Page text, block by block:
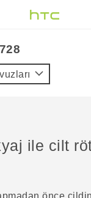
ile cilt